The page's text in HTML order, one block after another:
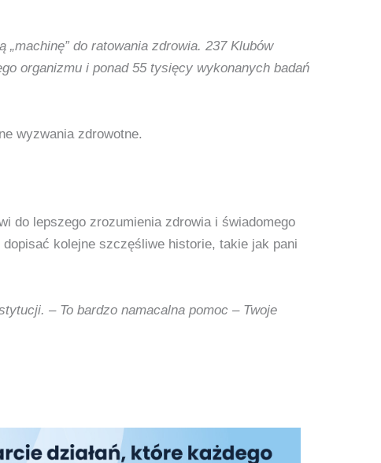
do ratowania zdrowia. 237 Klubów
organizmu i ponad 55 tysięcy wykonanych badań
wyzwania zdrowotne.
do lepszego zrozumienia zdrowia i świadomego
kolejne szczęśliwe historie, takie jak pani
– To bardzo namacalna pomoc – Twoje